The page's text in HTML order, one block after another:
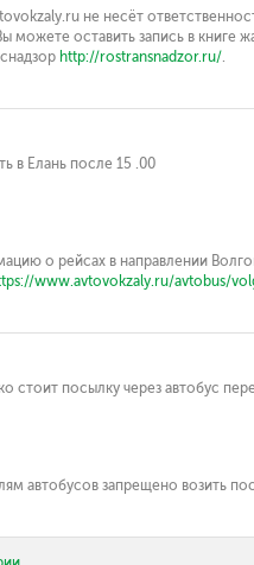
не несёт
можете оставить запись в книге
http://rostransnadzor.ru/.
в Елань после 15 .00
о рейсах в направлении
www.avtovokzaly.ru/avtobus/
стоит посылку через автобус
автобусов запрещено возить